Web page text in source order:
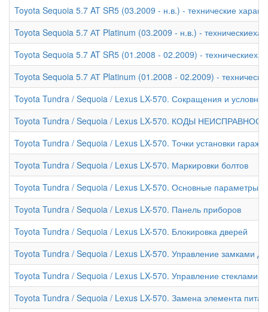
Toyota Sequoia 5.7 AT SR5 (03.2009 - н.в.) - технические
Toyota Sequoia 5.7 АТ Platinum (03.2009 - н.в.) -
Toyota Sequoia 5.7 AT SR5 (01.2008 - 02.2009) -
Toyota Sequoia 5.7 АТ Platinum (01.2008 - 02.2009) -
Toyota Tundra / Sequoia / Lexus LX-570. Сокращения и
Toyota Tundra / Sequoia / Lexus LX-570. КОДЫ
Toyota Tundra / Sequoia / Lexus LX-570. Точки установки
Toyota Tundra / Sequoia / Lexus LX-570. Маркировки болтов
Toyota Tundra / Sequoia / Lexus LX-570. Основные параметры
Toyota Tundra / Sequoia / Lexus LX-570. Панель приборов
Toyota Tundra / Sequoia / Lexus LX-570. Блокировка дверей
Toyota Tundra / Sequoia / Lexus LX-570. Управление замками
Toyota Tundra / Sequoia / Lexus LX-570. Управление стеклами
Toyota Tundra / Sequoia / Lexus LX-570. Замена элемента